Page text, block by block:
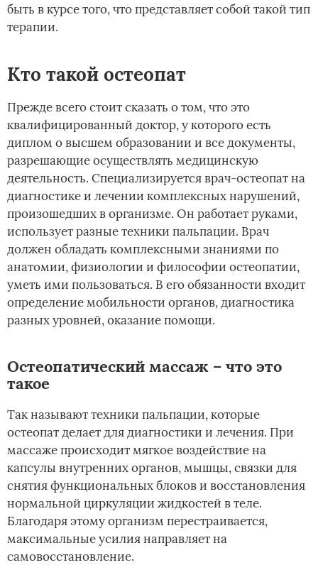
быть в курсе того, что представляет собой такой тип
терапии.
Кто такой остеопат
Прежде всего стоит сказать о том, что это
квалифицированный доктор, у которого есть
диплом о высшем образовании и все документы,
разрешающие осуществлять медицинскую
деятельность. Специализируется врач-остеопат на
диагностике и лечении комплексных нарушений,
произошедших в организме. Он работает руками,
использует разные техники пальпации. Врач
должен обладать комплексными знаниями по
анатомии, физиологии и философии остеопатии,
уметь ими пользоваться. В его обязанности входит
определение мобильности органов, диагностика
разных уровней, оказание помощи.
Остеопатический массаж – что это
такое
Так называют техники пальпации, которые
остеопат делает для диагностики и лечения. При
массаже происходит мягкое воздействие на
капсулы внутренних органов, мышцы, связки для
снятия функциональных блоков и восстановления
нормальной циркуляции жидкостей в теле.
Благодаря этому организм перестраивается,
максимальные усилия направляет на
самовосстановление.